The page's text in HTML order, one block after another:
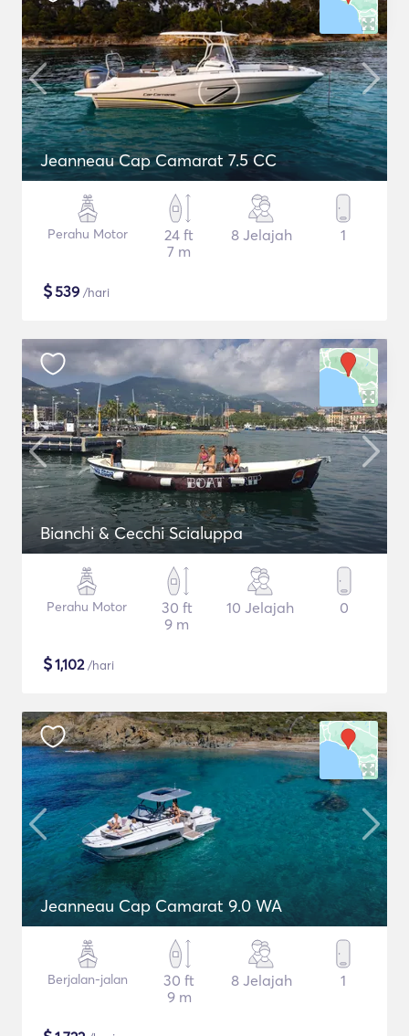
Jeanneau Cap Camarat 7.5 CC
Perahu Motor
24 ft
7 m
8 Jelajah 1
$539 /hari
Bianchi & Cecchi Scialuppa
Perahu Motor
30 ft
9 m
10 Jelajah 0
$1,102/hari
Jeanneau Cap Camarat 9.0 WA
Berjalan-jalan
30 ft
9 m
8 Jelajah 1